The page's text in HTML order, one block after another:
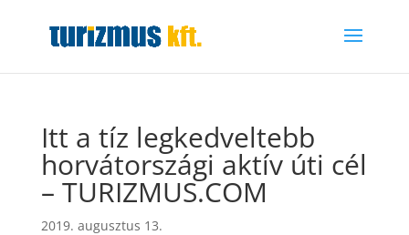
Itt a tíz legkedveltebb
horvátországi aktív úti cél
– TURIZMUS.COM
2019. augusztus 13.